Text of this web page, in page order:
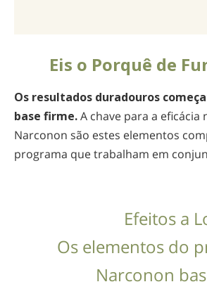
Eis o Porquê de
Os resultados duradouros
base firme.A chave para a eficácia
Narconon são estes elementos
programa que trabalham em
Efeitos a
Os elementos do
Narconon